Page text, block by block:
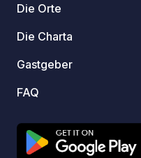
Die Orte
Die Charta
Gastgeber
FAQ